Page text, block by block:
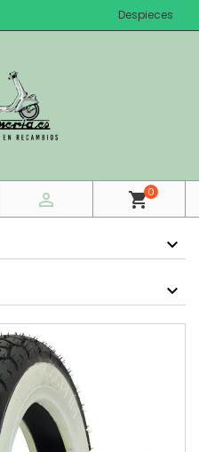
Despieces
 shopping_cart0